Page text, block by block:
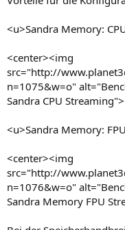
<u>Sandra Memory:
<center><img
src="http://
n=1075&w=o"
Sandra CPU
<u>Sandra Memory:
<center><img
src="http://
n=1076&w=o"
Sandra Memory FPU